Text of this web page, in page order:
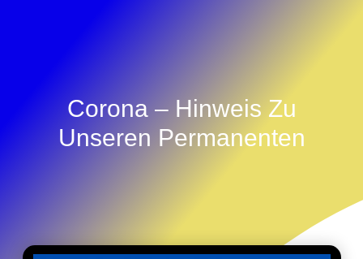
Corona – Hinweis Zu
Unseren Permanenten